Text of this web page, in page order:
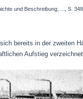
und Beschreibung, ..., S. 348
bereits in der zweiten
Aufstieg